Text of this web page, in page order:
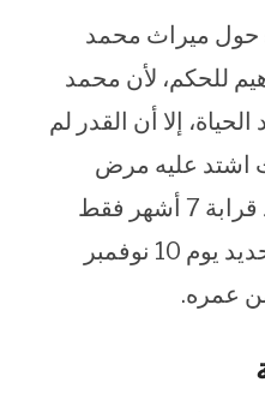
حول ميراث محمد
للحكم، لأن محمد
إلا أن القدر لم
اشتد عليه مرض
السل، ووفاته المنية بعد قرابة 7 أشهر فقط
من توليه السلطة، وبالتحديد يوم 10 نوفمبر